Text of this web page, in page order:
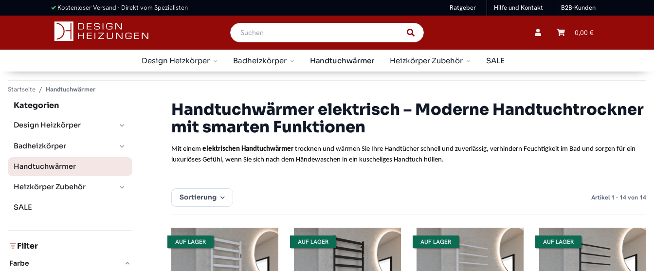
Ratgeber Hilfe und Kontakt B2B-Kunden
✓ Kostenloser Versand · Direkt vom Spezialisten
0,00 €
Design Heizkörper Badheizkörper Handtuchwärmer Heizkörper Zubehör SALE
Startseite Handtuchwärmer
Handtuchwärmer elektrisch – Moderne Handtuchtrockner
mit smarten Funktionen
Mit einem elektrischen Handtuchwärmer trocknen und wärmen Sie Ihre Handtücher schnell und zuverlässig, verhindern Feuchtigkeit im Bad und sorgen für ein
luxuriöses Gefühl, wenn Sie sich nach dem Händewaschen in ein kuscheliges Handtuch hüllen.
Sortierung Artikel 1 - 14 von 14
AUF LAGER AUF LAGER AUF LAGER AUF LAGER
Kategorien
Design Heizkörper
Badheizkörper
Handtuchwärmer
Heizkörper Zubehör
SALE
Filter
Farbe